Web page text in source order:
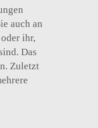
auch an
ihr,
Das
Zuletzt